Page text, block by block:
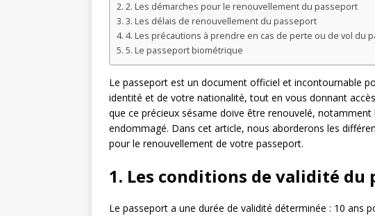
2. Les démarches pour le renouvellement du passeport
3. Les délais de renouvellement du passeport
4. Les précautions à prendre en cas de perte ou de vol du
5. Le passeport biométrique
Le passeport est un document officiel et incontournable
identité et de votre nationalité, tout en vous donnant
que ce précieux sésame doive être renouvelé, notamment
endommagé. Dans cet article, nous aborderons les
pour le renouvellement de votre passeport.
1. Les conditions de validité du
Le passeport a une durée de validité déterminée : 10 ans